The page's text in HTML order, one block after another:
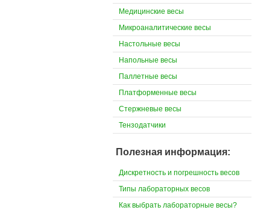
Медицинские весы
Микроаналитические весы
Настольные весы
Напольные весы
Паллетные весы
Платформенные весы
Стержневые весы
Тензодатчики
Полезная информация:
Дискретность и погрешность весов
Типы лабораторных весов
Как выбрать лабораторные весы?